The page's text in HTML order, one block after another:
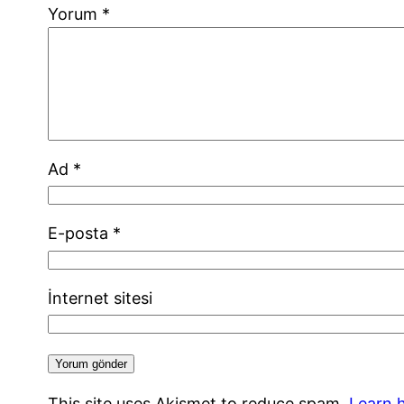
Yorum *
Ad *
E-posta *
İnternet sitesi